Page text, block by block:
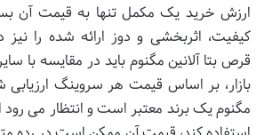
ارزش خرید یک مکمل تنها به قیمت آن
کیفیت، اثربخشی و دوز ارائه شده را
قرص بتا آلانین مگنوم باید در مقایسه با
بازار، بر اساس قیمت هر سروینگ ارزیابی
مگنوم یک برند معتبر است و انتظار می رود